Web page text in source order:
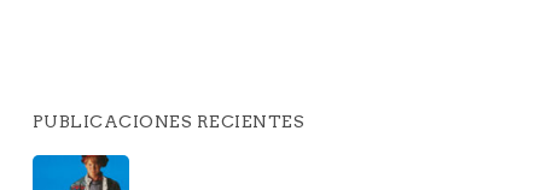
PUBLICACIONES RECIENTES